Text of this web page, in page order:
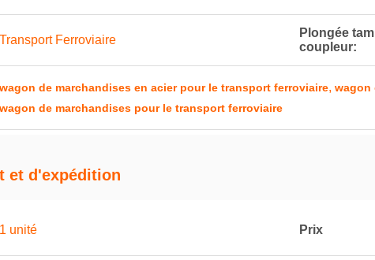
Transport Ferroviaire
Plongée
coupleur:
wagon de marchandises en acier pour le transport ferroviaire, wagon
wagon de marchandises pour le transport ferroviaire
et d'expédition
1 unité Prix